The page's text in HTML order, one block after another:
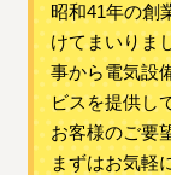
昭和41年の創
けてまいりま
事から電気設
ビスを提供し
お客様のご要
まずはお気軽